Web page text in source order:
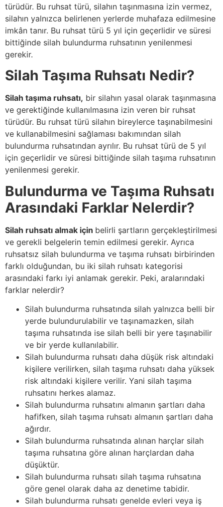
türüdür. Bu ruhsat türü, silahın taşınmasına izin vermez,
silahın yalnızca belirlenen yerlerde muhafaza edilmesine
imkân tanır. Bu ruhsat türü 5 yıl için geçerlidir ve süresi
bittiğinde silah bulundurma ruhsatının yenilenmesi
gerekir.
Silah Taşıma Ruhsatı Nedir?
Silah taşıma ruhsatı, bir silahın yasal olarak taşınmasına
ve gerektiğinde kullanılmasına izin veren bir ruhsat
türüdür. Bu ruhsat türü silahın bireylerce taşınabilmesini
ve kullanabilmesini sağlaması bakımından silah
bulundurma ruhsatından ayrılır. Bu ruhsat türü de 5 yıl
için geçerlidir ve süresi bittiğinde silah taşıma ruhsatının
yenilenmesi gerekir.
Bulundurma ve Taşıma Ruhsatı
Arasındaki Farklar Nelerdir?
Silah ruhsatı almak için belirli şartların gerçekleştirilmesi
ve gerekli belgelerin temin edilmesi gerekir. Ayrıca
ruhsatsız silah bulundurma ve taşıma ruhsatı birbirinden
farklı olduğundan, bu iki silah ruhsatı kategorisi
arasındaki farkı iyi anlamak gerekir. Peki, aralarındaki
farklar nelerdir?
Silah bulundurma ruhsatında silah yalnızca belli bir
yerde bulundurulabilir ve taşınamazken, silah
taşıma ruhsatında ise silah belli bir yere taşınabilir
ve bir yerde kullanılabilir.
Silah bulundurma ruhsatı daha düşük risk altındaki
kişilere verilirken, silah taşıma ruhsatı daha yüksek
risk altındaki kişilere verilir. Yani silah taşıma
ruhsatını herkes alamaz.
Silah bulundurma ruhsatını almanın şartları daha
hafifken, silah taşıma ruhsatı almanın şartları daha
ağırdır.
Silah bulundurma ruhsatında alınan harçlar silah
taşıma ruhsatına göre alınan harçlardan daha
düşüktür.
Silah bulundurma ruhsatı silah taşıma ruhsatına
göre genel olarak daha az denetime tabidir.
Silah bulundurma ruhsatı genelde evleri veya iş